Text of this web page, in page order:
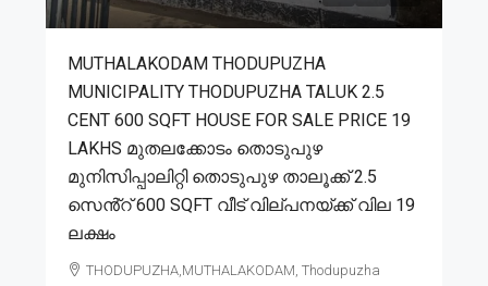
MUTHALAKODAM THODUPUZHA
MUNICIPALITY THODUPUZHA TALUK 2.5
CENT 600 SQFT HOUSE FOR SALE PRICE 19
LAKHS മുതലക്കോടം തൊടുപുഴ
മുനിസിപ്പാലിറ്റി തൊടുപുഴ താലൂക്ക് 2.5
സെൻ്റ് 600 SQFT വീട് വില്പനയ്ക്ക് വില 19
ലക്ഷം
THODUPUZHA,MUTHALAKODAM, Thodupuzha